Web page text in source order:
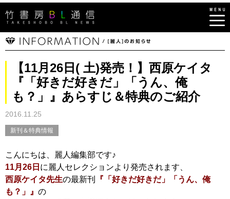
【11月26日( 土)発売！】西原ケイタ
『「好きだ好きだ」「うん、俺
も？」』あらすじ＆特典のご紹介
2016.11.25
新刊＆特典情報
こんにちは、麗人編集部です♪
11月26日 に麗人セレクションより発売されます、
西原ケイタ先生の最新刊
『「好きだ好きだ」「うん、俺
も？」』 の